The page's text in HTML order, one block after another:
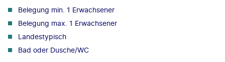
Belegung min. 1 Erwachsener
Belegung max. 1 Erwachsener
Landestypisch
Bad oder Dusche/WC